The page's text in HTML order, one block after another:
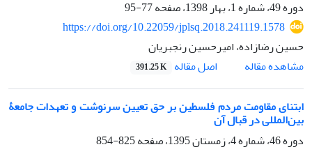
دوره 49، شماره 1، بهار 1398، صفحه
77-95
https://doi.org/10.22059/jplsq.2018.241119.1578
حسین رضازاده، امیرحسین رنجبریان
مشاهده مقاله
اصل مقاله 391.25 K
ابتنای مقاومت مردم فلسطین بر حق تعیین سرنوشت و تعهدات جامعۀ
بین‌المللی در قبال آن
دوره 46، شماره 4، زمستان 1395، صفحه
825-854